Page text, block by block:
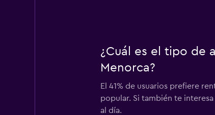
¿Cuál es el tipo de
Menorca?
El 41% de usuarios prefiere
popular. Si también te
al día.